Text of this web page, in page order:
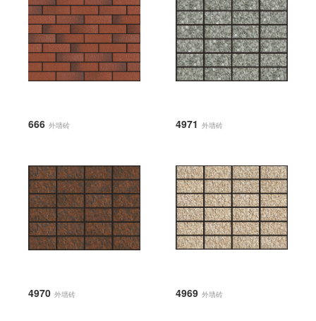
666 外墙砖 4971 外墙砖
4970 外墙砖 4969 外墙砖